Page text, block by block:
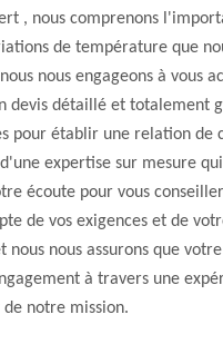
, nous comprenons
de température que
nous engageons à vous
devis détaillé et totalement
pour établir une relation de
expertise sur mesure
écoute pour vous
de vos exigences et de
nous nous assurons que
à travers une
notre mission.